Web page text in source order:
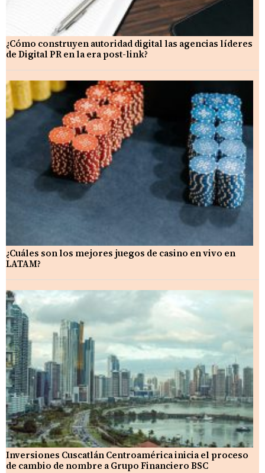
¿Cómo construyen autoridad digital las agencias líderes
de Digital PR en la era post-link?
¿Cuáles son los mejores juegos de casino en vivo en
LATAM?
Inversiones Cuscatlán Centroamérica inicia el proceso
de cambio de nombre a Grupo Financiero BSC